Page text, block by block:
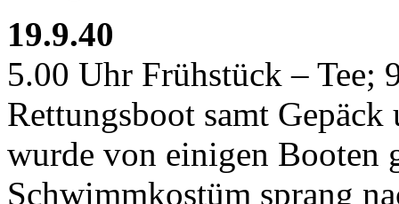
19.9.40
5.00 Uhr Frühstück – Tee;
Rettungsboot samt
wurde von einigen Booten
Schwimmkostüm sprang